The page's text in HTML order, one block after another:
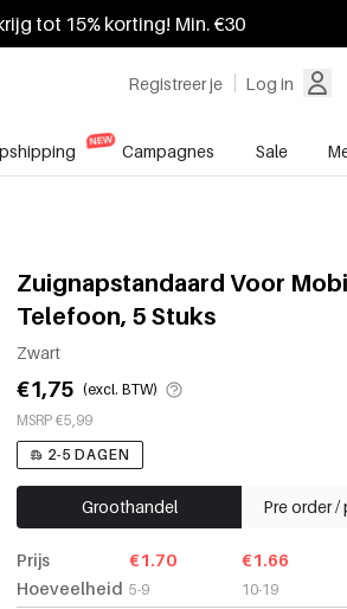
tot 15% korting! Min. €30
Registreer je Log in
Campagnes Sale
Zuignapstandaard Voor
Telefoon, 5 Stuks
Zwart
€1,75 (excl. BTW)
MSRP €5,99
2-5 DAGEN
Groothandel Pre order /
Prijs
Hoeveelheid
€1.70
5-9
€1.66
10-19